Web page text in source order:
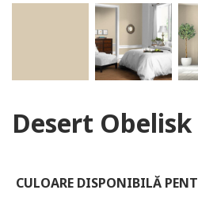
Desert Obelisk
CULOARE DISPONIBILĂ